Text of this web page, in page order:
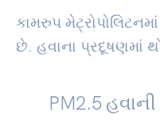
કામરુપ
છે. હવાના પ્રદૂષણમાં
PM2.5